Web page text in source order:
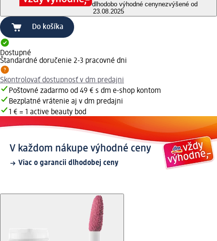
dlhodobo výhodné cenynezvýšené od
23.08.2025
Do košíka
Dostupné
Štandardné doručenie 2-3 pracovné dni
Skontrolovať dostupnosť v dm predajni
Poštovné zadarmo od 49 € s dm e-shop kontom
Bezplatné vrátenie aj v dm predajni
1 € = 1 active beauty bod
V každom nákupe výhodné ceny
Viac o garancii dlhodobej ceny